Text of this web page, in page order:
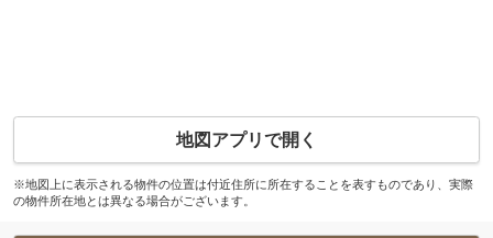
地図アプリで開く
※地図上に表示される物件の位置は付近住所に所在することを表すものであり、実際
の物件所在地とは異なる場合がございます。